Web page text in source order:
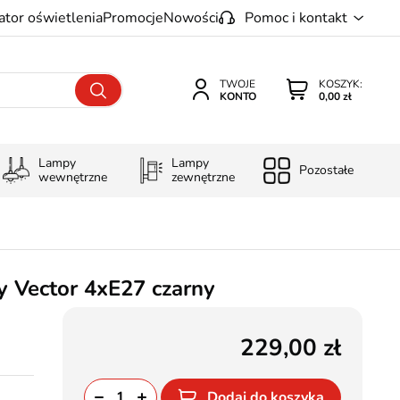
oświetleniaPromocjeNowości Pomoc i kontakt
KOSZYK:
0,00 zł
TWOJE
KONTO
Lampy
wewnętrzne
Lampy
zewnętrzne
Pozostałe
4xE27 czarny
229,00